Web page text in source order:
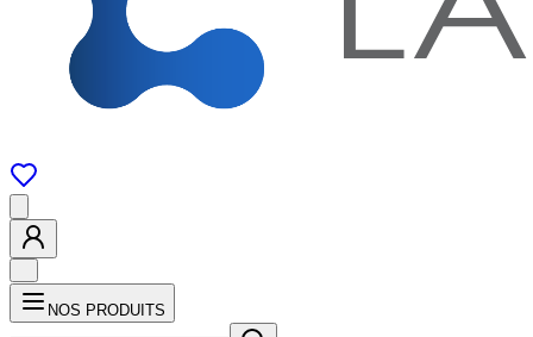
NOS PRODUITS